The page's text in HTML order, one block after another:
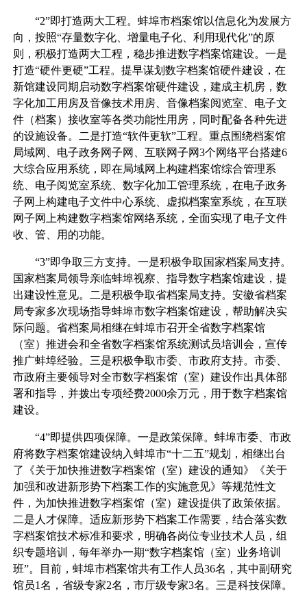
“2”即打造两大工程。蚌埠市档案馆以信息化为发展方
向，按照“存量数字化、增量电子化、利用现代化”的原
则，积极打造两大工程，稳步推进数字档案馆建设。一是
打造“硬件更硬”工程。提早谋划数字档案馆硬件建设，在
新馆建设同期启动数字档案馆硬件建设，建成主机房，数
字化加工用房及音像技术用房、音像档案阅览室、电子文
件（档案）接收室等各类功能性用房，同时配备各种先进
的设施设备。二是打造“软件更软”工程。重点围绕档案馆
局域网、电子政务网子网、互联网子网3个网络平台搭建6
大综合应用系统，即在局域网上构建档案馆综合管理系
统、电子阅览室系统、数字化加工管理系统，在电子政务
子网上构建电子文件中心系统、虚拟档案室系统，在互联
网子网上构建数字档案馆网络系统，全面实现了电子文件
收、管、用的功能。
“3”即争取三方支持。一是积极争取国家档案局支持。
国家档案局领导亲临蚌埠视察、指导数字档案馆建设，提
出建设性意见。二是积极争取省档案局支持。安徽省档案
局专家多次现场指导蚌埠市数字档案馆建设，帮助解决实
际问题。省档案局相继在蚌埠市召开全省数字档案馆
（室）推进会和全省数字档案馆系统测试员培训会，宣传
推广蚌埠经验。三是积极争取市委、市政府支持。市委、
市政府主要领导对全市数字档案馆（室）建设作出具体部
署和指导，并拨出专项经费2000余万元，用于数字档案馆
建设。
“4”即提供四项保障。一是政策保障。蚌埠市委、市政
府将数字档案馆建设纳入蚌埠市“十二五”规划，相继出台
了《关于加快推进数字档案馆（室）建设的通知》《关于
加强和改进新形势下档案工作的实施意见》等规范性文
件，为加快推进数字档案馆（室）建设提供了政策依据。
二是人才保障。适应新形势下档案工作需要，结合落实数
字档案馆技术标准和要求，明确各岗位专业技术人员，组
织专题培训，每年举办一期“数字档案馆（室）业务培训
班”。目前，蚌埠市档案馆共有工作人员36名，其中副研究
馆员1名，省级专家2名，市厅级专家3名。三是科技保障。